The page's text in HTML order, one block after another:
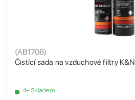
Čistící sada na vzduchové filtry K&N
(AB1706)
4+ Skladem